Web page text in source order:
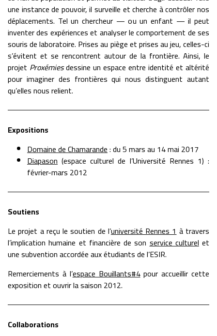
une instance de pouvoir, il surveille et cherche à contrôler nos
déplacements. Tel un chercheur — ou un enfant — il peut
inventer des expériences et analyser le comportement de ses
souris de laboratoire. Prises au piège et prises au jeu, celles-ci
s’évitent et se rencontrent autour de la frontière. Ainsi, le
projet Proxémiesdessine un espace entre identité et altérité
pour imaginer des frontières qui nous distinguent autant
qu’elles nous relient.
Expositions
Domaine de Chamarande: du 5 mars au 14 mai 2017
Diapason (espace culturel de l’Université Rennes 1) :
février-mars 2012
Soutiens
Le projet a reçu le soutien de l’université Rennes 1à travers
l’implication humaine et financière de sonservice culturelet
une subvention accordée aux étudiants de l’ESIR.
Remerciements à l’espace Bouillants#4pour accueillir cette
exposition et ouvrir la saison 2012.
Collaborations